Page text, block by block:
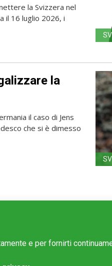
la Svizzera nel
il 16 luglio 2026, i
la
il caso di Jens
che si è dimesso
e per fornirti